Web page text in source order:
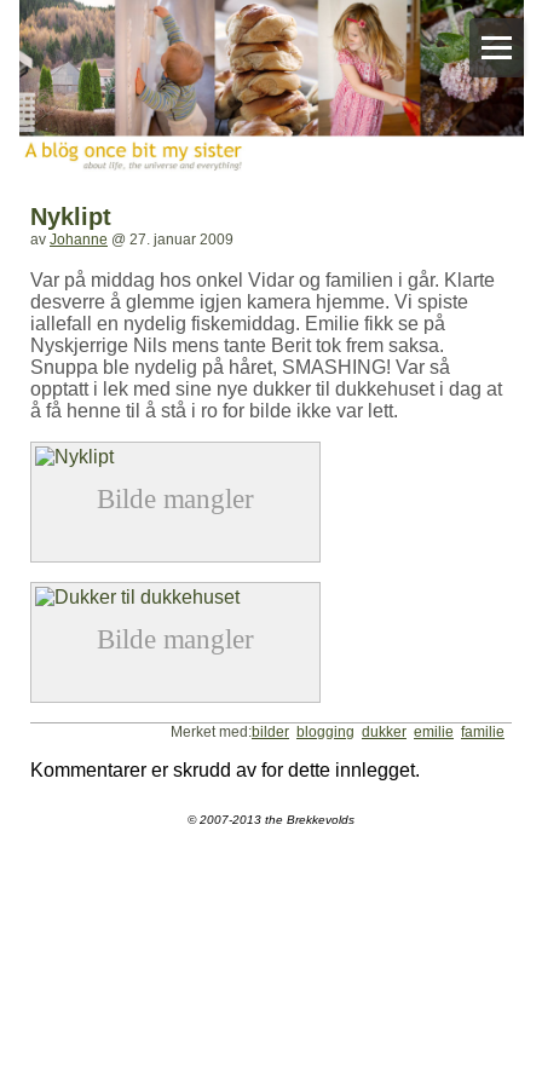
Nyklipt
av Johanne @ 27. januar 2009
Var på middag hos onkel Vidar og familien i går. Klarte
desverre å glemme igjen kamera hjemme. Vi spiste
iallefall en nydelig fiskemiddag. Emilie fikk se på
Nyskjerrige Nils mens tante Berit tok frem saksa.
Snuppa ble nydelig på håret, SMASHING! Var så
opptatt i lek med sine nye dukker til dukkehuset i dag at
å få henne til å stå i ro for bilde ikke var lett.
Merket med:bilder blogging dukker emilie familie
Kommentarer er skrudd av for dette innlegget.
© 2007-2013 the Brekkevolds